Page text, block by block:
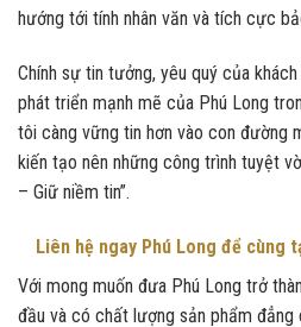
hướng tới tính nhân văn và tích cực
Chính sự tin tưởng, yêu quý của
phát triển mạnh mẽ của Phú Long
tôi càng vững tin hơn vào con đường
kiến tạo nên những công trình tuyệt
– Giữ niềm tin”.
Liên hệ ngay Phú Long để cùng
Với mong muốn đưa Phú Long trở
đầu và có chất lượng sản phẩm đẳng